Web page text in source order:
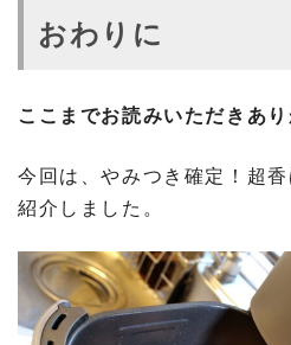
おわりに
ここまでお読みいただきあ
今回は、やみつき確定！超
紹介しました。